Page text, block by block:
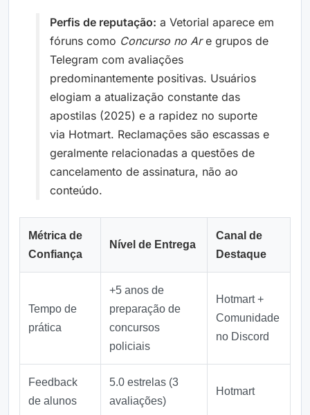
Perfis de reputação: a Vetorial aparece em
fóruns como Concurso no Are grupos de
Telegram com avaliações
predominantemente positivas. Usuários
elogiam a atualização constante das
apostilas (2025) e a rapidez no suporte
via Hotmart. Reclamações são escassas e
geralmente relacionadas a questões de
cancelamento de assinatura, não ao
conteúdo.
Métrica de
Confiança
Nível de Entrega
Canal de
Destaque
Tempo de
prática
+5 anos de
preparação de
concursos
policiais
Hotmart +
Comunidade
no Discord
Feedback
de alunos
5.0 estrelas (3
avaliações)
Hotmart